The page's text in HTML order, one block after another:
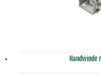
Handwinde